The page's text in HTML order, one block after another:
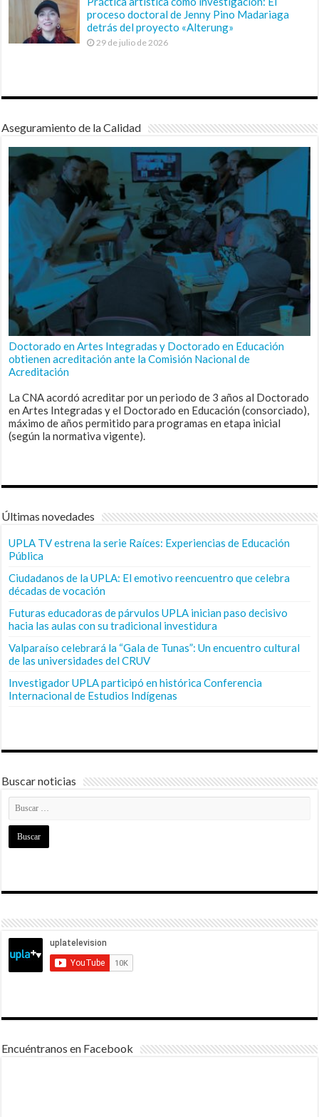
proceso doctoral de Jenny Pino Madariaga
detrás del proyecto «Alterung»
29 de julio de 2026
Aseguramiento de la Calidad
Doctorado en Artes Integradas y Doctorado en Educación
obtienen acreditación ante la Comisión Nacional de
Acreditación
La CNA acordó acreditar por un periodo de 3 años al Doctorado
en Artes Integradas y el Doctorado en Educación (consorciado),
máximo de años permitido para programas en etapa inicial
(según la normativa vigente).
Últimas novedades
UPLA TV estrena la serie Raíces: Experiencias de Educación
Pública
Ciudadanos de la UPLA: El emotivo reencuentro que celebra
décadas de vocación
Futuras educadoras de párvulos UPLA inician paso decisivo
hacia las aulas con su tradicional investidura
Valparaíso celebrará la “Gala de Tunas”: Un encuentro cultural
de las universidades del CRUV
Investigador UPLA participó en histórica Conferencia
Internacional de Estudios Indígenas
Buscar noticias
Encuéntranos en Facebook